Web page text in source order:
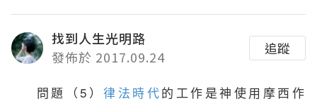
找到人生光明路
發佈於 2017.09.24
追蹤
問題（5）律法時代的工作是神使用摩西作